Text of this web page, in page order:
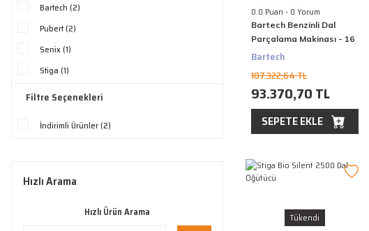
Bartech (2)
Pubert (2)
Senix (1)
Stiga (1)
Filtre Seçenekleri
İndirimli Ürünler (2)
Hızlı Arama
Hızlı Ürün Arama
0.0 Puan - 0 Yorum
Bartech Benzinli Dal
Parçalama Makinası - 16
Hp, 8 Cm Dal
Bartech
107.322,64 TL
93.370,70 TL
SEPETE EKLE
Tükendi